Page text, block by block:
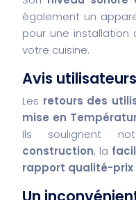
également un
pour une
votre cuisine.
Avis
Les retours des
mise en
Ils soulignent
construction, la
rapport qualité-prix